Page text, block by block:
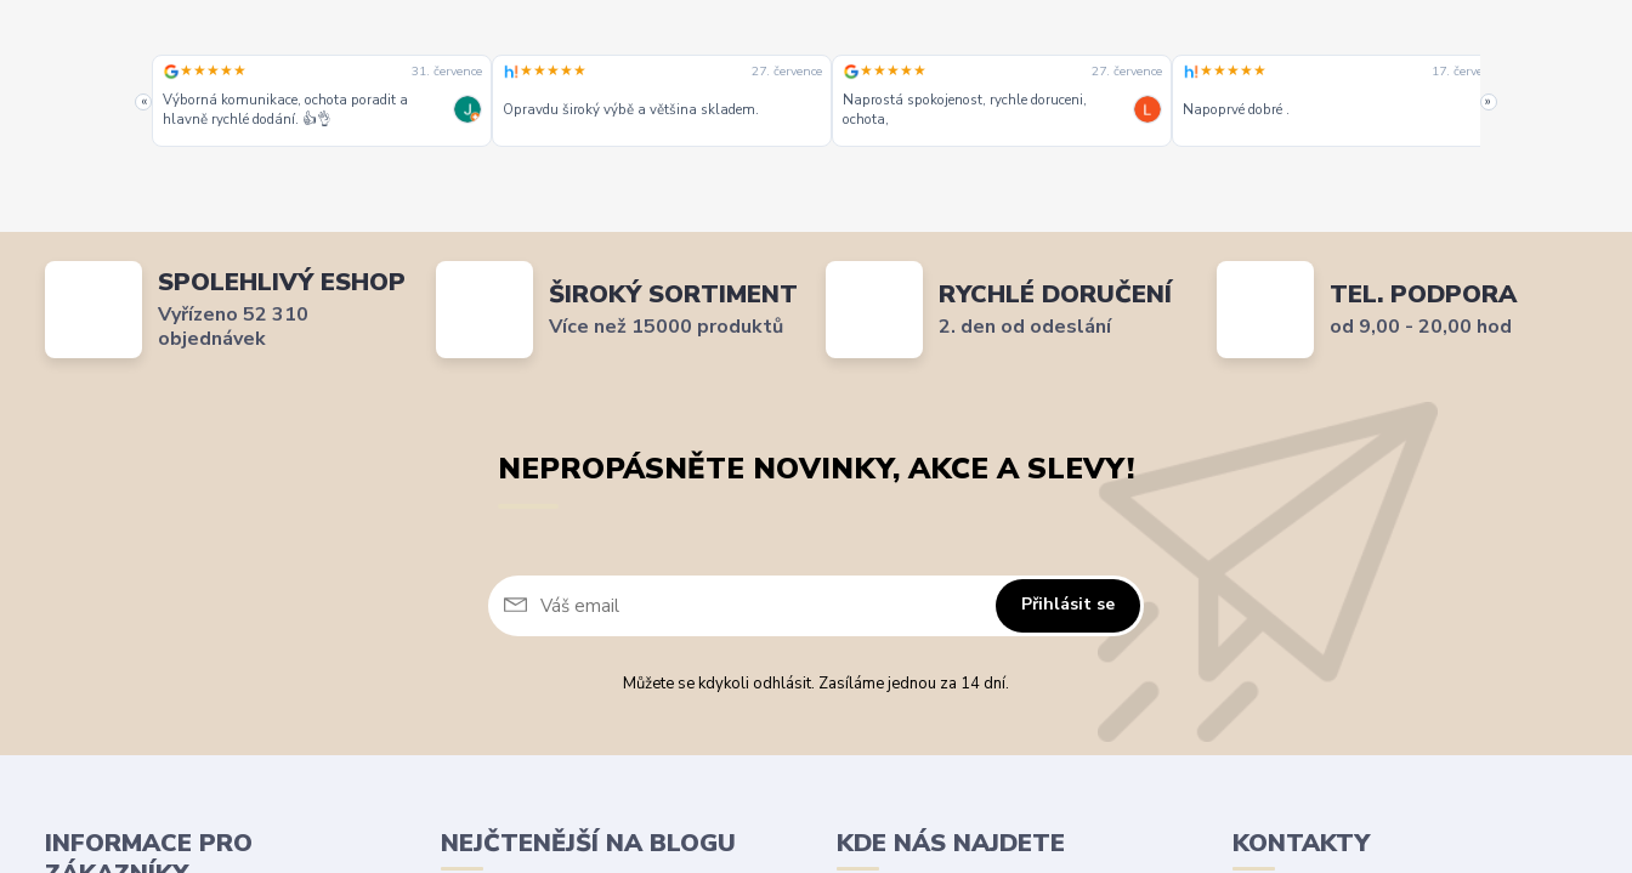
«
★★★★★ 31. července
Výborná komunikace, ochota poradit a
hlavně rychlé dodání. 👍👌
★★★★★ 27. července
Opravdu široký výbě a většina skladem.
★★★★★ 27. července
Naprostá spokojenost, rychle doruceni,
ochota,
★★★★★ 17. července
Napoprvé dobré . »
SPOLEHLIVÝ ESHOP
Vyřízeno 52 310
objednávek
ŠIROKÝ SORTIMENT
Více než 15000 produktů
RYCHLÉ DORUČENÍ
2. den od odeslání
TEL. PODPORA
od 9,00 - 20,00 hod
NEPROPÁSNĚTE NOVINKY, AKCE A SLEVY!
Přihlásit se
Můžete se kdykoli odhlásit. Zasíláme jednou za 14 dní.
INFORMACE PRO
NEJČTENĚJŠÍ NA BLOGU KDE NÁS NAJDETE KONTAKTY